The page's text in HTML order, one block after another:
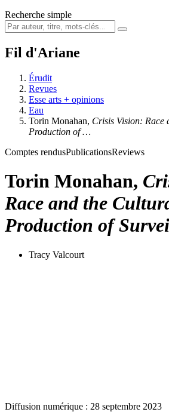
Recherche simple
Fil d'Ariane
Érudit
Revues
Esse arts + opinions
Eau
Torin Monahan, Crisis Vision: Race
Production of …
Comptes rendusPublicationsReviews
Torin Monahan,
Race and the
Production of
Tracy Valcourt
Diffusion numérique : 28 septembre 2023